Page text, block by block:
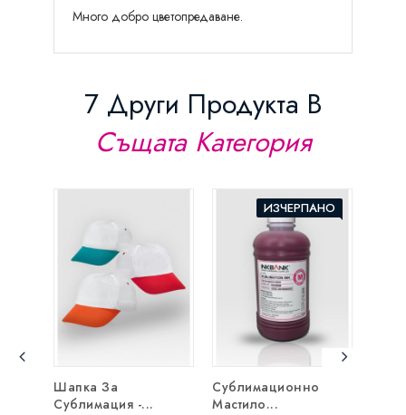
Много добро цветопредаване.
7 Други Продукта В
Същата Категория
Шапка За
Сублимация -...
ИЗЧЕРПАНО
Сублимационно
Мастило...